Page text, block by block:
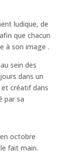
ludique, de
que chacun
à son image .
sein des
dans un
créatif dans
par sa
octobre
fait main.